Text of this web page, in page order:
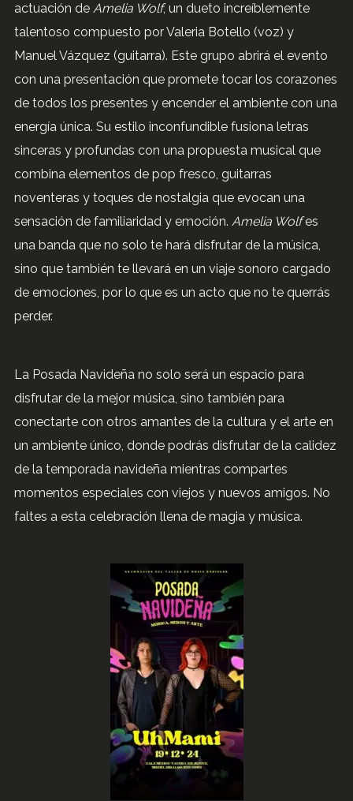
actuación de Amelia Wolf, un dueto increíblemente
talentoso compuesto por Valeria Botello (voz) y
Manuel Vázquez (guitarra). Este grupo abrirá el evento
con una presentación que promete tocar los corazones
de todos los presentes y encender el ambiente con una
energía única. Su estilo inconfundible fusiona letras
sinceras y profundas con una propuesta musical que
combina elementos de pop fresco, guitarras
noventeras y toques de nostalgia que evocan una
sensación de familiaridad y emoción. Amelia Wolfes
una banda que no solo te hará disfrutar de la música,
sino que también te llevará en un viaje sonoro cargado
de emociones, por lo que es un acto que no te querrás
perder.
La Posada Navideña no solo será un espacio para
disfrutar de la mejor música, sino también para
conectarte con otros amantes de la cultura y el arte en
un ambiente único, donde podrás disfrutar de la calidez
de la temporada navideña mientras compartes
momentos especiales con viejos y nuevos amigos. No
faltes a esta celebración llena de magia y música.